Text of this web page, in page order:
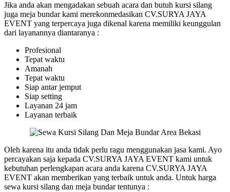
Jika anda akan mengadakan sebuah acara dan butuh kursi silang
juga meja bundar kami merekonmedasikan CV.SURYA JAYA
EVENT yang terpercaya juga dikenal karena memiliki keunggulan
dari layanannya diantaranya :
Profesional
Tepat waktu
Amanah
Tepat waktu
Siap antar jemput
Siap setting
Layanan 24 jam
Layanan terbaik
Oleh karena itu anda tidak perlu ragu menggunakan jasa kami. Ayo
percayakan saja kepada CV.SURYA JAYA EVENT kami untuk
kebutuhan perlengkapan acara anda karena CV.SURYA JAYA
EVENT akan memberikan yang terbaik untuk anda. Untuk harga
sewa kursi silang dan meja bundar tentunya :